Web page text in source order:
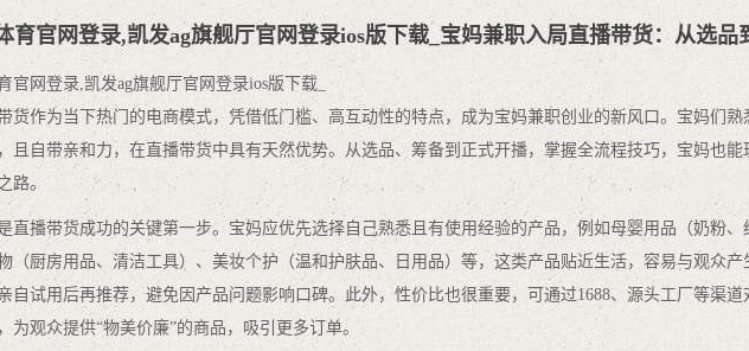
育官网登录,凯发ag旗舰厅官网登录ios版下载_宝妈兼职入局直播带货：从选品
官网登录,凯发ag旗舰厅官网登录ios版下载_
货作为当下热门的电商模式，凭借低门槛、高互动性的特点，成为宝妈兼职创业的新风口。宝妈们
且自带亲和力，在直播带货中具有天然优势。从选品、筹备到正式开播，掌握全流程技巧，宝妈也
路。
直播带货成功的关键第一步。宝妈应优先选择自己熟悉且有使用经验的产品，例如母婴用品（奶粉
（厨房用品、清洁工具）、美妆个护（温和护肤品、日用品）等，这类产品贴近生活，容易与观众
自试用后再推荐，避免因产品问题影响口碑。此外，性价比也很重要，可通过1688、源头工厂等渠
为观众提供“物美价廉”的商品，吸引更多订单。